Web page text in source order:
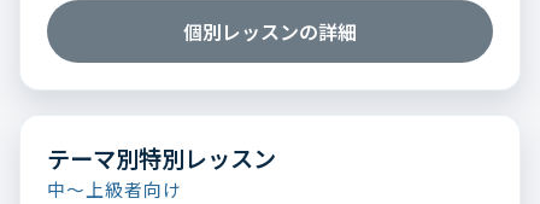
個別レッスンの詳細
テーマ別特別レッスン
中～上級者向け